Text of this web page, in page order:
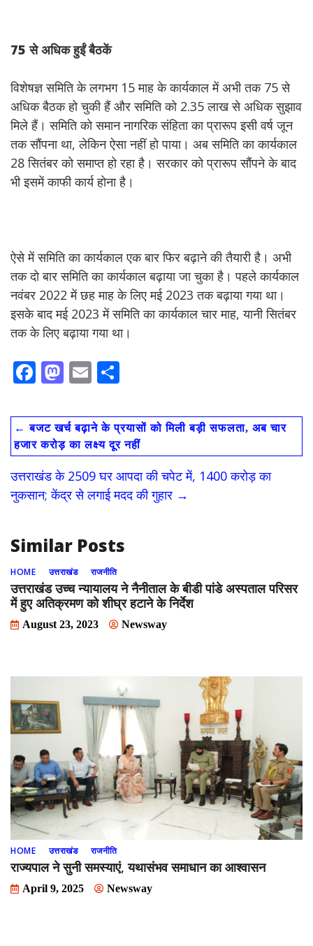
75सेअधिकहुईंबैठकें
विशेषज्ञ समिति के लगभग 15 माह के कार्यकाल में अभी तक 75 से
अधिक बैठक हो चुकी हैं और समिति को 2.35 लाख से अधिक सुझाव
मिले हैं। समिति को समान नागरिक संहिता का प्रारूप इसी वर्ष जून
तक सौंपना था, लेकिन ऐसा नहीं हो पाया। अब समिति का कार्यकाल
28 सितंबर को समाप्त हो रहा है। सरकार को प्रारूप सौंपने के बाद
भी इसमें काफी कार्य होना है।
ऐसे में समिति का कार्यकाल एक बार फिर बढ़ाने की तैयारी है। अभी
तक दो बार समिति का कार्यकाल बढ़ाया जा चुका है। पहले कार्यकाल
नवंबर 2022 में छह माह के लिए मई 2023 तक बढ़ाया गया था।
इसके बाद मई 2023 में समिति का कार्यकाल चार माह, यानी सितंबर
तक के लिए बढ़ाया गया था।
F
e
b
o
o
k
M
to
d
o
n
E
ai
l
ar
e
← बजट खर्च बढ़ाने के प्रयासों को मिली बड़ी सफलता, अब चार
हजार करोड़ का लक्ष्य दूर नहीं
उत्तराखंड के 2509 घर आपदा की चपेट में, 1400 करोड़ का
नुकसान; केंद्र से लगाई मदद की गुहार →
Similar Posts
HOME उत्तराखंड राजनीति
उत्तराखंड उच्च न्यायालय ने नैनीताल के बीडी पांडे अस्पताल परिसर
में हुए अतिक्रमण को शीघ्र हटाने के निर्देश
August 23, 2023 Newsway
HOME उत्तराखंड राजनीति
राज्यपाल ने सुनी समस्याएं, यथासंभव समाधान का आश्वासन
April 9, 2025 Newsway